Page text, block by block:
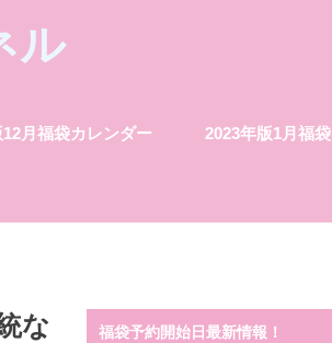
ル
月福袋カレンダー 2023年版1月福袋
な
福袋予約開始日最新情報！